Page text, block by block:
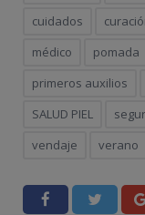
cuidados
médico
pomada
primeros auxilios
SALUD PIEL
vendaje
verano